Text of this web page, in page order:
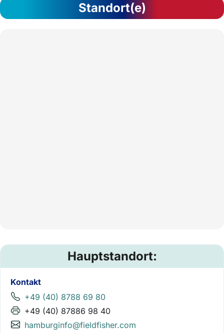
Standort(e)
Hauptstandort:
Kontakt
+49 (40) 8788 69 80
+49 (40) 87886 98 40
hamburginfo@fieldfisher.com